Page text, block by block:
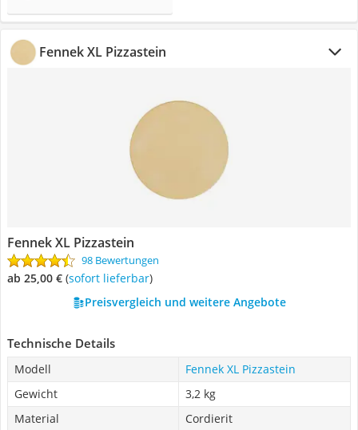
Fennek XL Pizzastein
Fennek XL Pizzastein
98 Bewertungen
ab 25,00 € ( Sofort lieferbar)
Preisvergleich und weitere Angebote
Technische Details
Modell
Fennek XL Pizzastein
Gewicht
3,2 kg
Material
Cordierit